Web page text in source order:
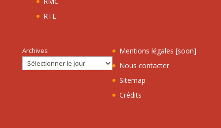
RTL
Archives
Mentions légales [soon]
Nous contacter
Sitemap
Crédits